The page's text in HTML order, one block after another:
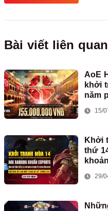
Bài viết liên quan
AoE
khởi
năm
15/
Khởi
thứ
29/